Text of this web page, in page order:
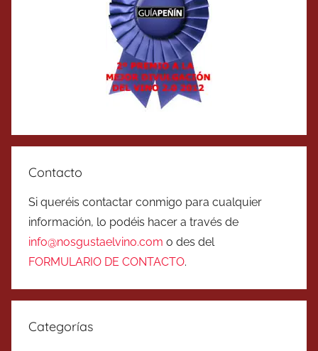
Contacto
Si queréis contactar conmigo para cualquier
información, lo podéis hacer a través de
info@nosgustaelvino.com o des del
FORMULARIO DE CONTACTO.
Categorías